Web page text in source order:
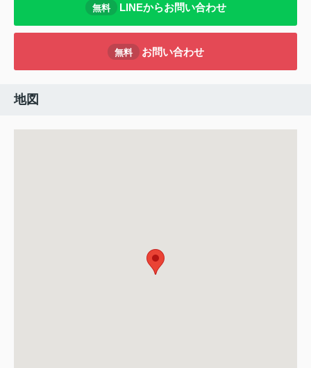
無料 LINEからお問い合わせ
無料 お問い合わせ
地図